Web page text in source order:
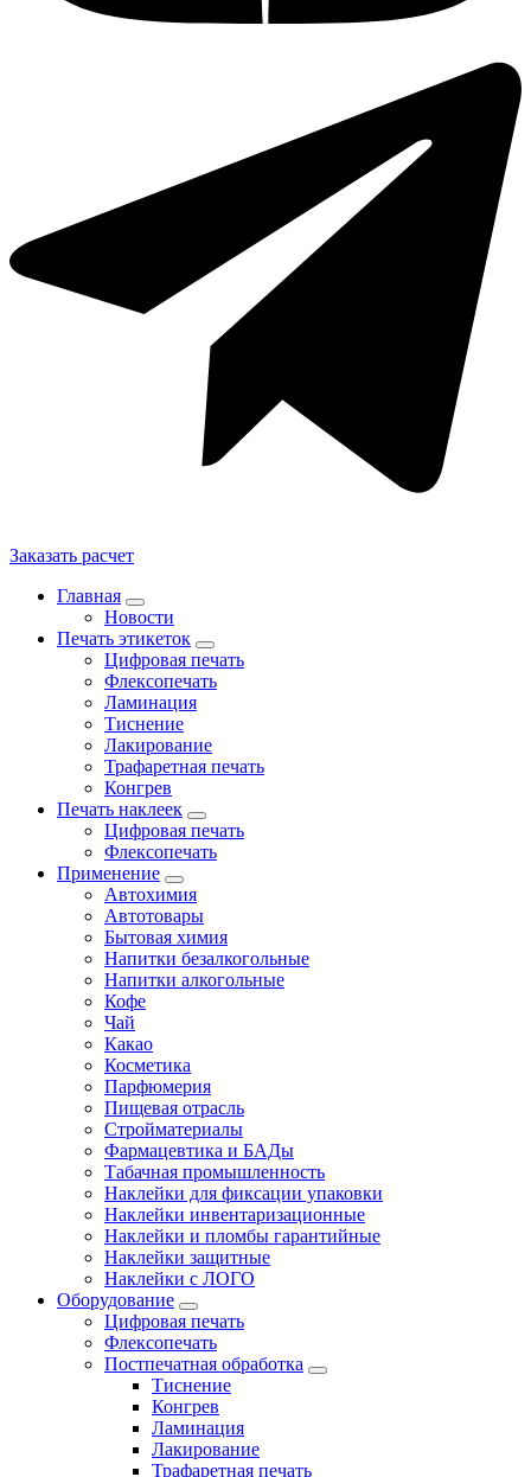
Заказать расчет
Главная
Новости
Печать этикеток
Цифровая печать
Флексопечать
Ламинация
Тиснение
Лакирование
Трафаретная печать
Конгрев
Печать наклеек
Цифровая печать
Флексопечать
Применение
Автохимия
Автотовары
Бытовая химия
Напитки безалкогольные
Напитки алкогольные
Кофе
Чай
Какао
Косметика
Парфюмерия
Пищевая отрасль
Стройматериалы
Фармацевтика и БАДы
Табачная промышленность
Наклейки для фиксации упаковки
Наклейки инвентаризационные
Наклейки и пломбы гарантийные
Наклейки защитные
Наклейки с ЛОГО
Оборудование
Цифровая печать
Флексопечать
Постпечатная обработка
Тиснение
Конгрев
Ламинация
Лакирование
Трафаретная печать